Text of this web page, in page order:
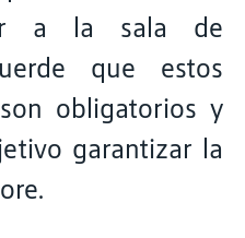
a la sala de
que estos
obligatorios y
garantizar la